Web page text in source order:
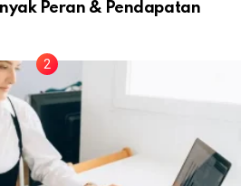
Peran & Pendapatan